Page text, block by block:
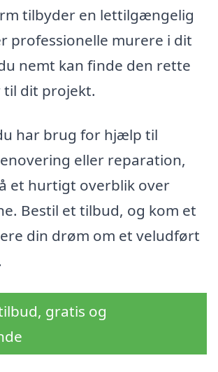
tilbyder en lettilgængelig
professionelle murere i dit
nemt kan finde den rette
dit projekt.
har brug for hjælp til
eller reparation,
et hurtigt overblik over
Bestil et tilbud, og kom et
din drøm om et veludført
gratis og